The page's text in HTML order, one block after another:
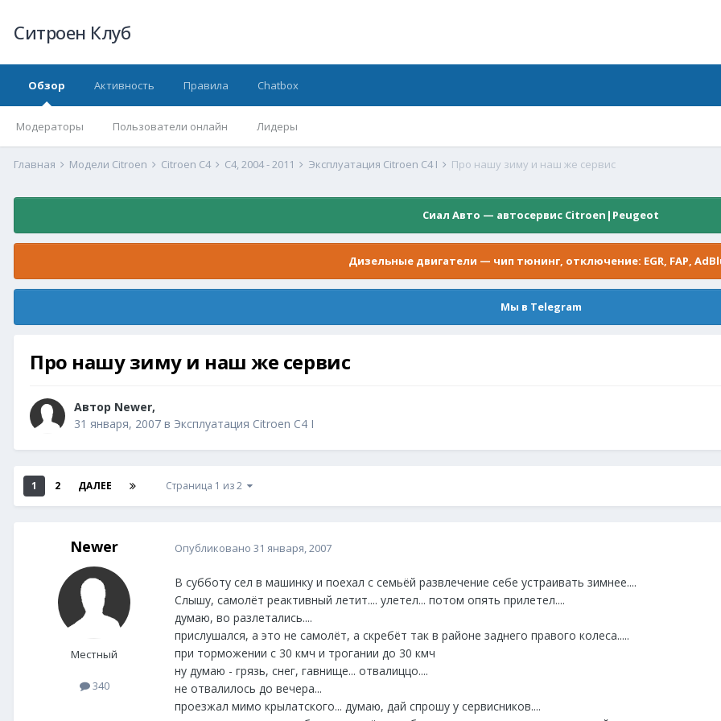
Ситроен Клуб
Обзор
Модераторы Пользователи онлайн Лидеры
Активность Правила Chatbox
Главная Модели Citroen Citroen C4 С4, 2004 - 2011 Эксплуатация Citroen C4 I Про нашу зиму и наш же сервис
Сиал Авто — автосервис Citroen|Peugeot
Дизельные двигатели — чип тюнинг, отключение: EGR, FAP,
Мы в Telegram
Про нашу зиму и наш же сервис
Автор Newer,
31 января, 2007 в Эксплуатация Citroen C4 I
1 2 ДАЛЕЕ Страница 1 из 2
Newer
Местный
340
Опубликовано 31 января, 2007
В субботу сел в машинку и поехал с семьёй развлечение себе устраивать зимнее....
Слышу, самолёт реактивный летит.... улетел... потом опять прилетел....
думаю, во разлетались....
прислушался, а это не самолёт, а скребёт так в районе заднего правого колеса.....
при торможении с 30 кмч и трогании до 30 кмч
ну думаю - грязь, снег, гавнище... отвалиццо....
не отвалилось до вечера...
проезжал мимо крылатского... думаю, дай спрошу у сервисников....